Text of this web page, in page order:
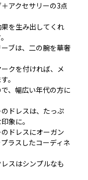
アクセサリーの3点
を生み出してくれ
ブは、二の腕を華奢
クを付ければ、メ
。
、幅広い年代の方に
ドレスは、たっぷ
象に。
ドレスにオーガン
ラスしたコーディネ
スはシンプルなも